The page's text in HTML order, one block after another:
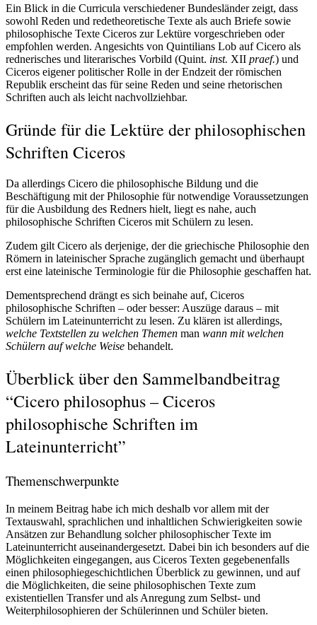
Ein Blick in die Curricula verschiedener Bundesländer zeigt, dass
sowohl Reden und redetheoretische Texte als auch Briefe sowie
philosophische Texte Ciceros zur Lektüre vorgeschrieben oder
empfohlen werden. Angesichts von Quintilians Lob auf Cicero als
rednerisches und literarisches Vorbild (Quint. inst. XII praef.) und
Ciceros eigener politischer Rolle in der Endzeit der römischen
Republik erscheint das für seine Reden und seine rhetorischen
Schriften auch als leicht nachvollziehbar.
Gründe für die Lektüre der philosophischen
Schriften Ciceros
Da allerdings Cicero die philosophische Bildung und die
Beschäftigung mit der Philosophie für notwendige Voraussetzungen
für die Ausbildung des Redners hielt, liegt es nahe, auch
philosophische Schriften Ciceros mit Schülern zu lesen.
Zudem gilt Cicero als derjenige, der die griechische Philosophie den
Römern in lateinischer Sprache zugänglich gemacht und überhaupt
erst eine lateinische Terminologie für die Philosophie geschaffen hat.
Dementsprechend drängt es sich beinahe auf, Ciceros
philosophische Schriften – oder besser: Auszüge daraus – mit
Schülern im Lateinunterricht zu lesen. Zu klären ist allerdings,
welche Textstellen zu welchen Themen man wann mit welchen
Schülern auf welche Weise behandelt.
Überblick über den Sammelbandbeitrag
“Cicero philosophus – Ciceros
philosophische Schriften im
Lateinunterricht”
Themenschwerpunkte
In meinem Beitrag habe ich mich deshalb vor allem mit der
Textauswahl, sprachlichen und inhaltlichen Schwierigkeiten sowie
Ansätzen zur Behandlung solcher philosophischer Texte im
Lateinunterricht auseinandergesetzt. Dabei bin ich besonders auf die
Möglichkeiten eingegangen, aus Ciceros Texten gegebenenfalls
einen philosophiegeschichtlichen Überblick zu gewinnen, und auf
die Möglichkeiten, die seine philosophischen Texte zum
existentiellen Transfer und als Anregung zum Selbst- und
Weiterphilosophieren der Schülerinnen und Schüler bieten.